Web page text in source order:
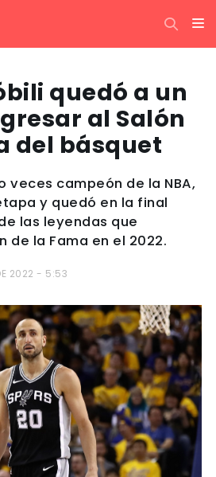
quedó a un
al Salón
del básquet
veces campeón de la NBA,
y quedó en la final
las leyendas que
de la Fama en el 2022.
2022 - 5:53